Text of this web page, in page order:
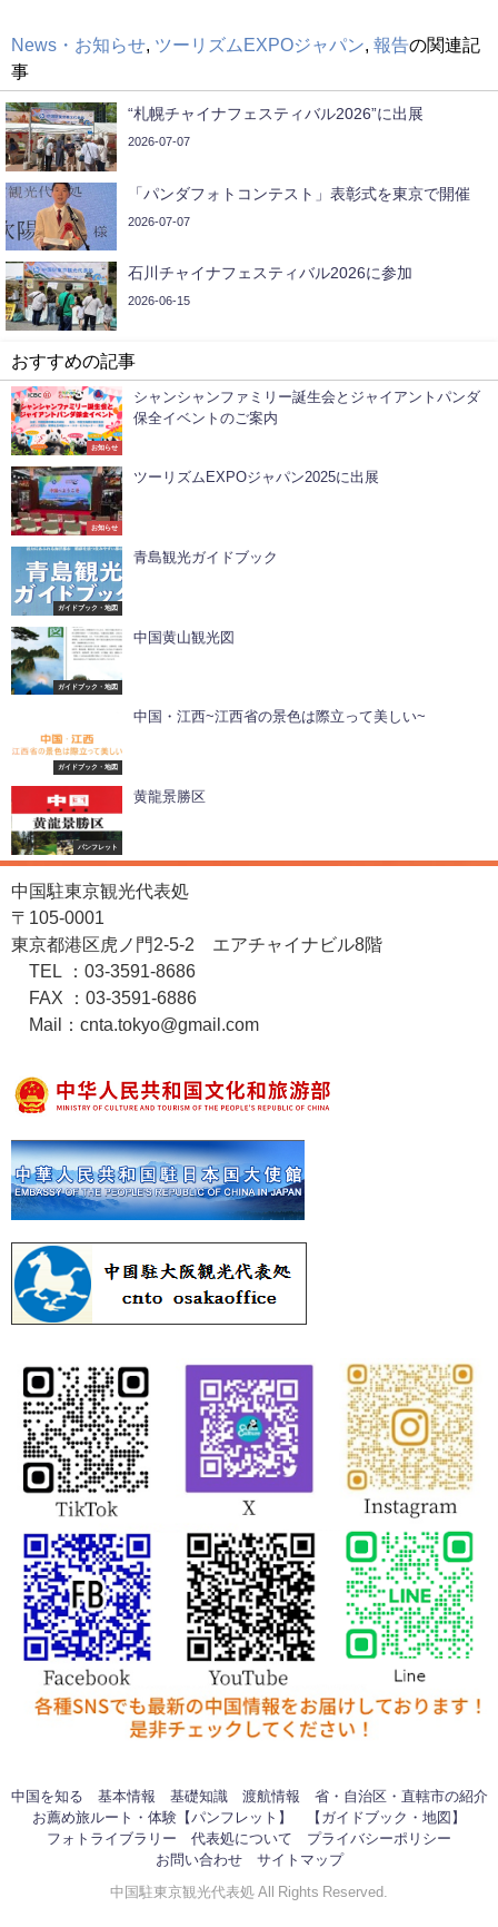
News・お知らせ ツーリズムEXPOジャパン 報告の関連記
事
“札幌チャイナフェスティバル2026”に出展
2026-07-07
「パンダフォトコンテスト」表彰式を東京で開催
2026-07-07
石川チャイナフェスティバル2026に参加
2026-06-15
おすすめの記事
お知らせ
シャンシャンファミリー誕生会とジャイアントパンダ
保全イベントのご案内
お知らせ
ツーリズムEXPOジャパン2025に出展
ガイドブック・地図
青島観光ガイドブック
ガイドブック・地図
中国黄山観光図
ガイドブック・地図
中国・江西~江西省の景色は際立って美しい~
パンフレット
黄龍景勝区
中国駐東京観光代表処
〒105-0001
東京都港区虎ノ門2-5-2 エアチャイナビル8階
TEL ：03-3591-8686
FAX ：03-3591-6886
Mail：cnta.tokyo@gmail.com
中国を知る 基本情報 基礎知識 渡航情報
省・自治区・直轄市の紹介
お薦め旅ルート・体験【パンフレット】
【ガイドブック・地図】
フォトライブラリー
代表処について
プライバシーポリシー
お問い合わせ
サイトマップ
中国駐東京観光代表処 All Rights Reserved.